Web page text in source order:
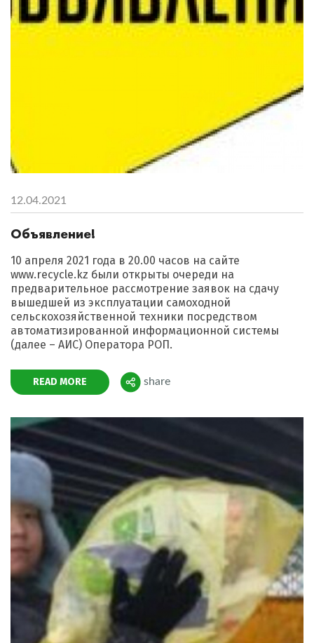
12.04.2021
Объявление!
10 апреля 2021 года в 20.00 часов на сайте
www.recycle.kz были открыты очереди на
предварительное рассмотрение заявок на сдачу
вышедшей из эксплуатации самоходной
сельскохозяйственной техники посредством
автоматизированной информационной системы
(далее – АИС) Оператора РОП.
READ MORE Поделиться
share